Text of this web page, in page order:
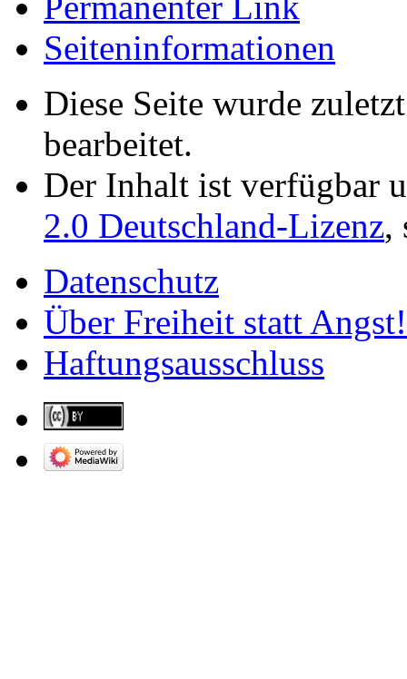
Seiten­­informationen
Diese Seite wurde
bearbeitet.
Der Inhalt ist verfügbar
2.0 Deutschland-Lizenz,
Datenschutz
Über Freiheit statt Angst!
Haftungsausschluss